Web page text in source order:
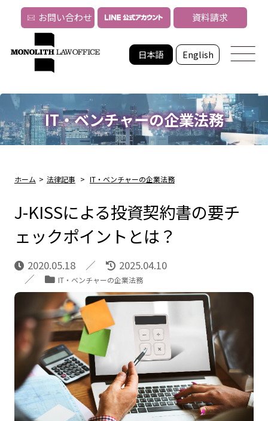
日本語 English
お問い合わせ 資料請求
IT・ベンチャーの企業法務
ホーム > 法律記事 > IT・ベンチャーの企業法務
J-KISSによる投資契約書の要チ
ェックポイントとは？
2020.05.18 2025.04.10
IT・ベンチャーの企業法務